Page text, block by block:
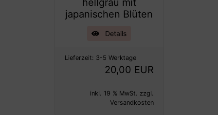
hellgrau mit
japanischen Blüten
Details
Lieferzeit: 3-5 Werktage
20,00 EUR
inkl. 19 % MwSt. zzgl.
Versandkosten